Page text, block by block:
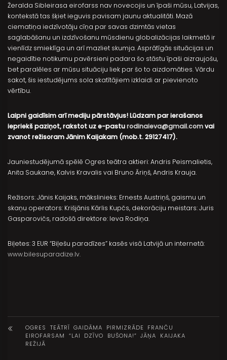
Žeralda Sibleirasa eirofarss nav novecojis un īpaši mūsu, Latvijas,
kontekstā tas šķiet ieguvis pavisam jaunu aktualitāti. Mazā
ciematiņa iedzīvotāju cīņa par savas dzimtās vietas
saglabāšanu un izdzīvošanu mūsdienu globalizācijas laikmetā ir
vienlīdz smieklīga un arī mazliet skumja. Asprātīgās situācijas un
negaidītie notikumu pavērsieni padara šo stāstu īpaši aizraujošu,
bet paralēles ar mūsu situāciju liek par šo to aizdomāties. Vārdu
sakot, šis iestudējums sola skatītājiem izklaidi ar pievienoto
vērtību.
Laipni gaidīsim arī mediju pārstāvjus! Lūdzam par ierašanos
iepriekš paziņot, rakstot uz e-pasturodinaieva@gmail.comvai
zvanot režisoram Jānim Kaijakam (mob.t. 29127417).
Jauniestudējumā spēlē Ogres teātra aktieri: Andris Peismalietis,
Anita Saukane, Kalvis Kravalis vai Bruno Āriņš, Andris Krauja.
Režisors: Jānis Kaijaks, mākslinieks: Ernests Austriņš, gaismu un
skaņu operators: Krišjānis Kārlis Kupčs, dekorāciju meistars: Juris
Gasparovičs, radošā direktore: Ieva Rodiņa.
Biļetes: 3 EUR “Biļešu paradīzes” kasēs visā Latvijā un internetā:
www.bilesuparadize.lv.
OGRES TEĀTRĪ GAIDĀMA PIRMIZRĀDE FRANČU
EIROFARSAM “LAI DZĪVO BUŠONA!” JĀŅA KAIJAKA
REŽIJĀ